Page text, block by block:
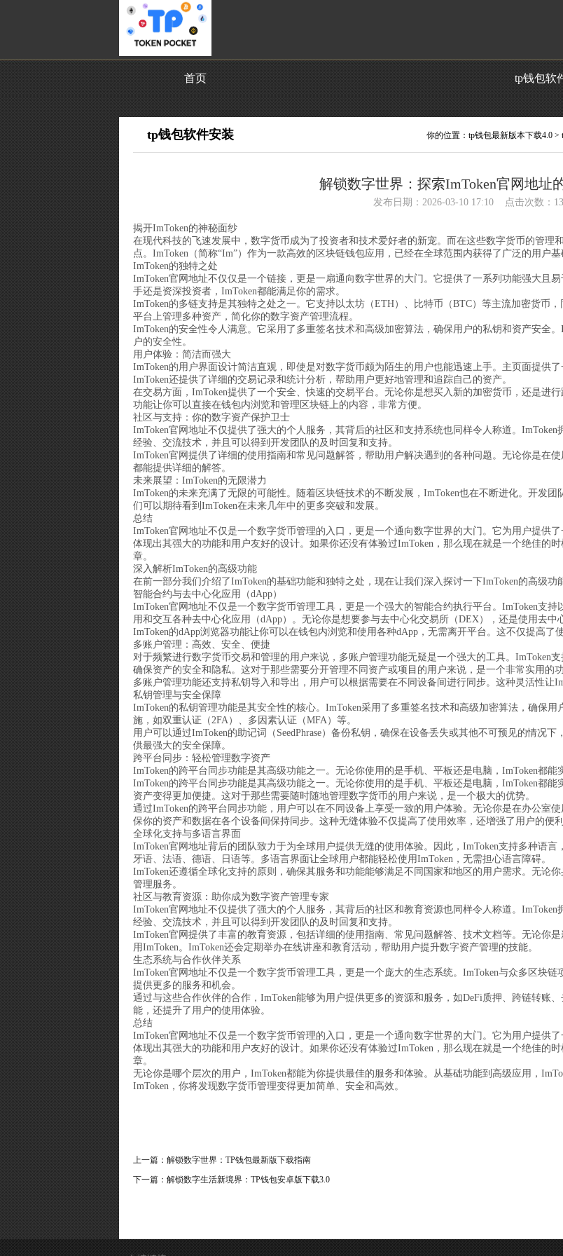
首页 tp钱包软
tp钱包软件安装 你的位置： tp钱包最新版本下载4.0 >
解锁数字世界：探索ImToken官网地址
发布日期：2026-03-10 17:10 点击次数：
揭开ImToken的神秘面纱
在现代科技的飞速发展中，数字货币成为了投资者和技术爱好者的新宠。而在这些数字货币的管理
点。ImToken（简称“Im”）作为一款高效的区块链钱包应用，已经在全球范围内获得了广泛的用户基
ImToken的独特之处
ImToken官网地址不仅仅是一个链接，更是一扇通向数字世界的大门。它提供了一系列功能强大且
手还是资深投资者，ImToken都能满足你的需求。
ImToken的多链支持是其独特之处之一。它支持以太坊（ETH）、比特币（BTC）等主流加密货币
平台上管理多种资产，简化你的数字资产管理流程。
ImToken的安全性令人满意。它采用了多重签名技术和高级加密算法，确保用户的私钥和资产安全
户的安全性。
用户体验：简洁而强大
ImToken的用户界面设计简洁直观，即使是对数字货币颇为陌生的用户也能迅速上手。主页面提供
ImToken还提供了详细的交易记录和统计分析，帮助用户更好地管理和追踪自己的资产。
在交易方面，ImToken提供了一个安全、快速的交易平台。无论你是想买入新的加密货币，还是进
功能让你可以直接在钱包内浏览和管理区块链上的内容，非常方便。
社区与支持：你的数字资产保护卫士
ImToken官网地址不仅提供了强大的个人服务，其背后的社区和支持系统也同样令人称道。
经验、交流技术，并且可以得到开发团队的及时回复和支持。
ImToken官网提供了详细的使用指南和常见问题解答，帮助用户解决遇到的各种问题。无论你是在
都能提供详细的解答。
未来展望：ImToken的无限潜力
ImToken的未来充满了无限的可能性。随着区块链技术的不断发展，ImToken也在不断进化。开发
们可以期待看到ImToken在未来几年中的更多突破和发展。
总结
ImToken官网地址不仅是一个数字货币管理的入口，更是一个通向数字世界的大门。它为用户提供
体现出其强大的功能和用户友好的设计。如果你还没有体验过ImToken，那么现在就是一个绝佳的
章。
深入解析ImToken的高级功能
在前一部分我们介绍了ImToken的基础功能和独特之处，现在让我们深入探讨一下ImToken的高级功
智能合约与去中心化应用（dApp）
ImToken官网地址不仅是一个数字货币管理工具，更是一个强大的智能合约执行平台。ImToken支
用和交互各种去中心化应用（dApp）。无论你是想要参与去中心化交易所（DEX），还是使用去中
ImToken的dApp浏览器功能让你可以在钱包内浏览和使用各种dApp，无需离开平台。这不仅提高了
多账户管理：高效、安全、便捷
对于频繁进行数字货币交易和管理的用户来说，多账户管理功能无疑是一个强大的工具。ImToken
确保资产的安全和隐私。这对于那些需要分开管理不同资产或项目的用户来说，是一个非常实用的功
多账户管理功能还支持私钥导入和导出，用户可以根据需要在不同设备间进行同步。这种灵活性让
私钥管理与安全保障
ImToken的私钥管理功能是其安全性的核心。ImToken采用了多重签名技术和高级加密算法，确保
施，如双重认证（2FA）、多因素认证（MFA）等。
用户可以通过ImToken的助记词（SeedPhrase）备份私钥，确保在设备丢失或其他不可预见的情况
供最强大的安全保障。
跨平台同步：轻松管理数字资产
ImToken的跨平台同步功能是其高级功能之一。无论你使用的是手机、平板还是电脑，ImToken都
ImToken的跨平台同步功能是其高级功能之一。无论你使用的是手机、平板还是电脑，ImToken都
资产变得更加便捷。这对于那些需要随时随地管理数字货币的用户来说，是一个极大的优势。
通过ImToken的跨平台同步功能，用户可以在不同设备上享受一致的用户体验。无论你是在办公室
保你的资产和数据在各个设备间保持同步。这种无缝体验不仅提高了使用效率，还增强了用户的便利
全球化支持与多语言界面
ImToken官网地址背后的团队致力于为全球用户提供无缝的使用体验。因此，ImToken支持多种语
牙语、法语、德语、日语等。多语言界面让全球用户都能轻松使用ImToken，无需担心语言障碍。
ImToken还遵循全球化支持的原则，确保其服务和功能能够满足不同国家和地区的用户需求。无论
管理服务。
社区与教育资源：助你成为数字资产管理专家
ImToken官网地址不仅提供了强大的个人服务，其背后的社区和教育资源也同样令人称道。
经验、交流技术，并且可以得到开发团队的及时回复和支持。
ImToken官网提供了丰富的教育资源，包括详细的使用指南、常见问题解答、技术文档等。无论你
用ImToken。ImToken还会定期举办在线讲座和教育活动，帮助用户提升数字资产管理的技能。
生态系统与合作伙伴关系
ImToken官网地址不仅是一个数字货币管理工具，更是一个庞大的生态系统。ImToken与众多区块
提供更多的服务和机会。
通过与这些合作伙伴的合作，ImToken能够为用户提供更多的资源和服务，如DeFi质押、跨链转账
能，还提升了用户的使用体验。
总结
ImToken官网地址不仅是一个数字货币管理的入口，更是一个通向数字世界的大门。它为用户提供
体现出其强大的功能和用户友好的设计。如果你还没有体验过ImToken，那么现在就是一个绝佳的
章。
无论你是哪个层次的用户，ImToken都能为你提供最佳的服务和体验。从基础功能到高级应用，
ImToken，你将发现数字货币管理变得更加简单、安全和高效。
上一篇： 解锁数字世界：TP钱包最新版下载指南
下一篇： 解锁数字生活新境界：TP钱包安卓版下载3.0